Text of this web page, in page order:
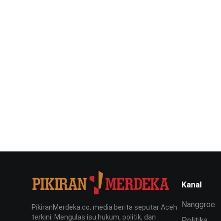
PikiranMerdeka.co, media berita seputar Aceh
terkini. Mengulas isu hukum, politik, dan
Kanal
Nanggroe